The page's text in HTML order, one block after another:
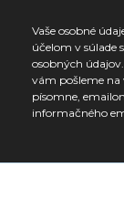
Vaše osobné
účelom v súlade
osobných
vám pošleme na
písomne,
informačného